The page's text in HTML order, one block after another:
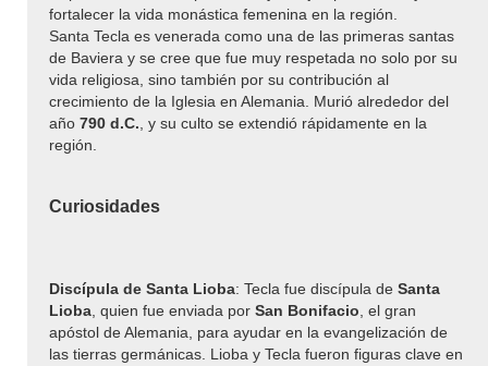
fortalecer la vida monástica femenina en la región.
Santa Tecla es venerada como una de las primeras santas
de Baviera y se cree que fue muy respetada no solo por su
vida religiosa, sino también por su contribución al
crecimiento de la Iglesia en Alemania. Murió alrededor del
año 790 d.C. , y su culto se extendió rápidamente en la
región.
Curiosidades
Discípula de Santa Lioba: Tecla fue discípula de Santa
Lioba, quien fue enviada por San Bonifacio, el gran
apóstol de Alemania, para ayudar en la evangelización de
las tierras germánicas. Lioba y Tecla fueron figuras clave en